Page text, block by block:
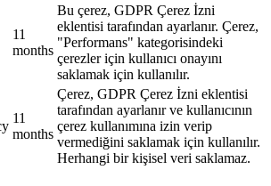
11
months
Bu çerez, GDPR Çerez İzni
eklentisi tarafından ayarlanır. Çerez,
"Performans" kategorisindeki
çerezler için kullanıcı onayını
saklamak için kullanılır.
11
months
Çerez, GDPR Çerez İzni eklentisi
tarafından ayarlanır ve kullanıcının
çerez kullanımına izin verip
vermediğini saklamak için kullanılır.
Herhangi bir kişisel veri saklamaz.